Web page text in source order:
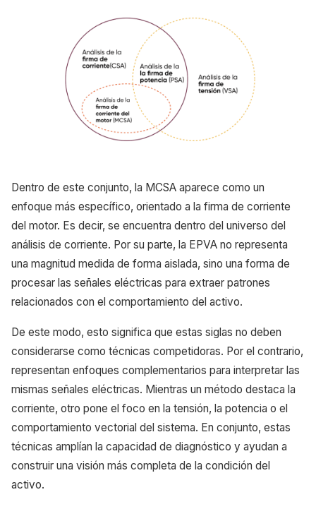
Dentro de este conjunto, la MCSA aparece como un
enfoque más específico, orientado a la firma de corriente
del motor. Es decir, se encuentra dentro del universo del
análisis de corriente. Por su parte, la EPVA no representa
una magnitud medida de forma aislada, sino una forma de
procesar las señales eléctricas para extraer patrones
relacionados con el comportamiento del activo.
De este modo, esto significa que estas siglas no deben
considerarse como técnicas competidoras. Por el contrario,
representan enfoques complementarios para interpretar las
mismas señales eléctricas. Mientras un método destaca la
corriente, otro pone el foco en la tensión, la potencia o el
comportamiento vectorial del sistema. En conjunto, estas
técnicas amplían la capacidad de diagnóstico y ayudan a
construir una visión más completa de la condición del
activo.